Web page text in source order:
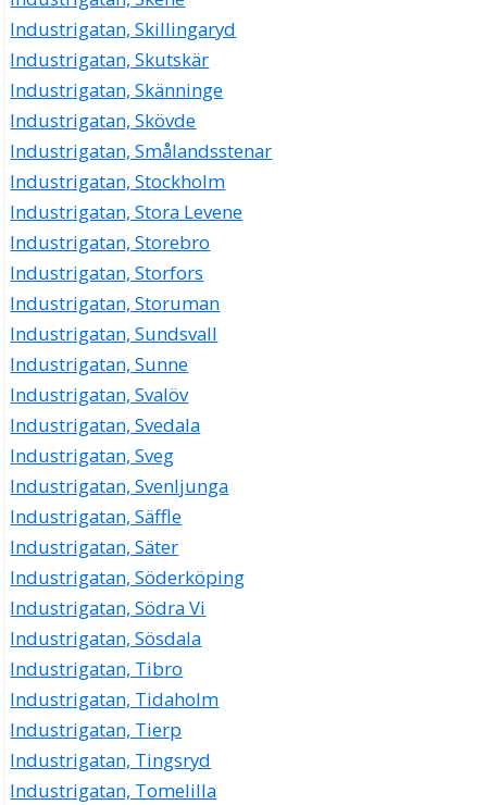
Industrigatan, Skillingaryd
Industrigatan, Skutskär
Industrigatan, Skänninge
Industrigatan, Skövde
Industrigatan, Smålandsstenar
Industrigatan, Stockholm
Industrigatan, Stora Levene
Industrigatan, Storebro
Industrigatan, Storfors
Industrigatan, Storuman
Industrigatan, Sundsvall
Industrigatan, Sunne
Industrigatan, Svalöv
Industrigatan, Svedala
Industrigatan, Sveg
Industrigatan, Svenljunga
Industrigatan, Säffle
Industrigatan, Säter
Industrigatan, Söderköping
Industrigatan, Södra Vi
Industrigatan, Sösdala
Industrigatan, Tibro
Industrigatan, Tidaholm
Industrigatan, Tierp
Industrigatan, Tingsryd
Industrigatan, Tomelilla